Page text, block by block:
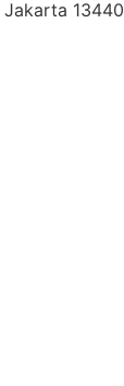
Jakarta 13440